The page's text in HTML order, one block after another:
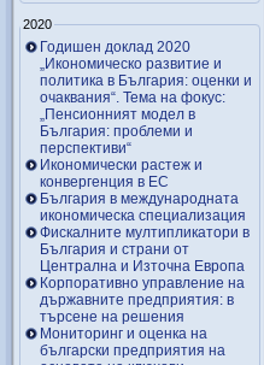
2020
Годишен доклад 2020
„Икономическо развитие и
политика в България: оценки и
очаквания“. Тема на фокус:
„Пенсионният модел в
България: проблеми и
перспективи“
Икономически растеж и
конвергенция в ЕС
България в международната
икономическа специализация
Фискалните мултипликатори в
България и страни от
Централна и Източна Европа
Корпоративно управление на
държавните предприятия: в
търсене на решения
Мониторинг и оценка на
български предприятия на